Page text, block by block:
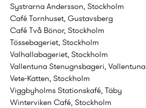
Systrarna Andersson, Stockholm
Café Tornhuset, Gustavsberg
Café Två Bönor, Stockholm
Tössebageriet, Stockholm
Valhallabageriet, Stockholm
Vallentuna Stenugnsbageri, Vallentuna
Vete-Katten, Stockholm
Viggbyholms Stationskafé, Täby
Winterviken Café, Stockholm